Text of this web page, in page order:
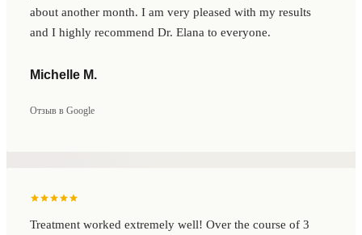
about another month. I am very pleased with my results
and I highly recommend Dr. Elana to everyone.
Michelle M.
Отзыв в Google
Treatment worked extremely well! Over the course of 3